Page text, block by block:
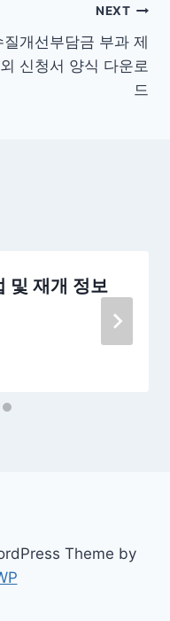
NEXT
질개선부담금 부과 제
외 신청서 양식 다운로
드
및 재개 정보
Theme by